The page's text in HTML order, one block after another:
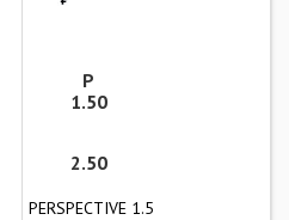
P
1.50
2.50
PERSPECTIVE 1.5